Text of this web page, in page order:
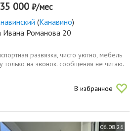
35 000 ₽/мес
(Канавино)
Ивана Романова 20
развязка, чисто уютно, мебель
только на звонок. сообщения не читаю.
В избранное
06.08.26